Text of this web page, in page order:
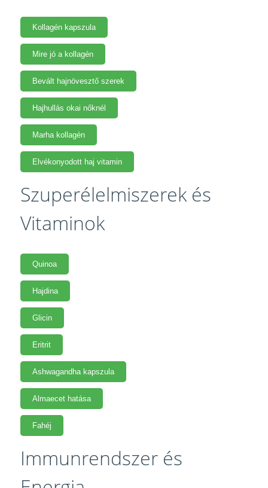
Kollagén kapszula
Mire jó a kollagén
Bevált hajnövesztő szerek
Hajhullás okai nőknél
Marha kollagén
Elvékonyodott haj vitamin
Szuperélelmiszerek és
Vitaminok
Quinoa
Hajdina
Glicin
Eritrit
Ashwagandha kapszula
Almaecet hatása
Fahéj
Immunrendszer és